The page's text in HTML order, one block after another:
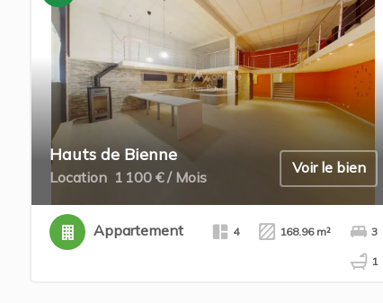
Exclusivité
Hauts de Bienne
Location 1 100 € / Mois
Voir le bien
Appartement 4 168.96 m² 3
1